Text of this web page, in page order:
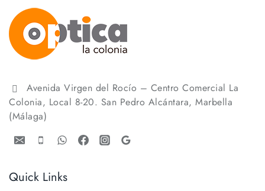
Avenida Virgen del Rocío – Centro Comercial La
Colonia, Local 8-20. San Pedro Alcántara, Marbella
(Málaga)
Quick Links